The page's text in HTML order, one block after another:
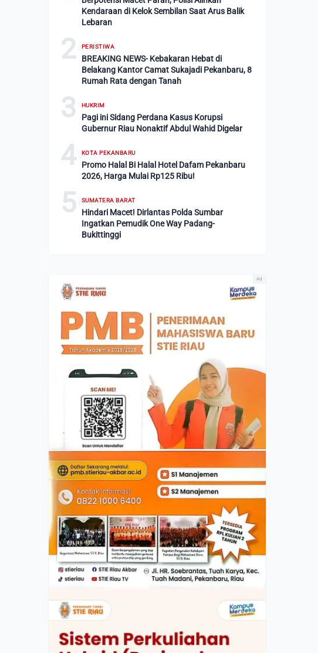
Kendaraan di Kelok Sembilan Saat Arus Balik
Lebaran
2 PERISTIWA
BREAKING NEWS- Kebakaran Hebat di
Belakang Kantor Camat Sukajadi Pekanbaru, 8
Rumah Rata dengan Tanah
3 HUKRIM
Pagi ini Sidang Perdana Kasus Korupsi
Gubernur Riau Nonaktif Abdul Wahid Digelar
4 KOTA PEKANBARU
Promo Halal Bi Halal Hotel Dafam Pekanbaru
2026, Harga Mulai Rp125 Ribu!
5 SUMATERA BARAT
Hindari Macet! Dirlantas Polda Sumbar
Ingatkan Pemudik One Way Padang-
Bukittinggi
Ad